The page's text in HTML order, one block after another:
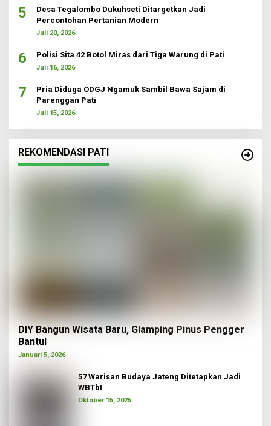
5
Desa Tegalombo Dukuhseti Ditargetkan Jadi
Percontohan Pertanian Modern
Juli 20, 2026
6 Polisi Sita 42 Botol Miras dari Tiga Warung di Pati
Juli 16, 2026
7
Pria Diduga ODGJ Ngamuk Sambil Bawa Sajam di
Parenggan Pati
Juli 15, 2026
REKOMENDASI PATI
DIY Bangun Wisata Baru, Glamping Pinus Pengger
Bantul
Januari 5, 2026
57 Warisan Budaya Jateng Ditetapkan Jadi
WBTbI
Oktober 15, 2025